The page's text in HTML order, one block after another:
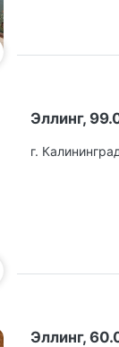
Эллинг,
г.
Эллинг,